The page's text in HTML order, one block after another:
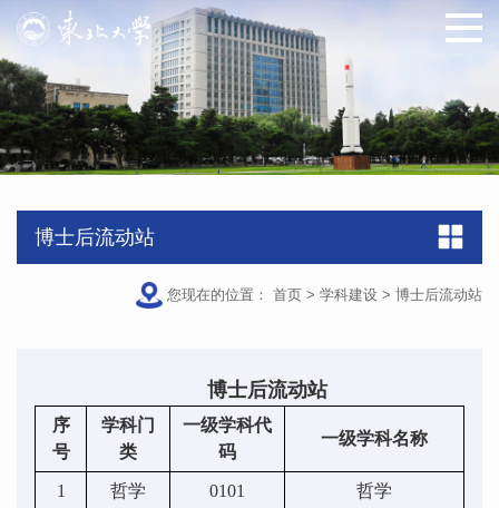
博士后流动站
您现在的位置： 首页 > 学科建设 > 博士后流动站
博士后流动站
序
号
学科门
类
一级学科代
码
一级学科名称
1 哲学 0101 哲学